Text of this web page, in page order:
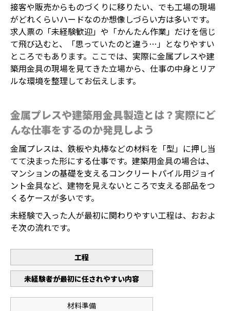
接客や販売からものづくりに移りたい、でも工場の現場
がどれくらいハードなのか想像しづらい方は多いです。
求人票の「未経験歓迎」や「かんたん作業」だけを信じ
て飛び込むと、「思っていたのと違う…」となりやすい
ところでもあります。ここでは、実際に金属プレスや建
築用金具の現場を見てきた立場から、仕事の中身とリア
ルな環境を整理してお伝えします。
金属プレスや建築用金具製造とは？実際にど
んな仕事をするのか発見しよう
金属プレスは、鉄板や丸棒などの材料を「型」に押し当
てて決まった形にする仕事です。建築用金具の場合は、
マンションの基礎を支えるコンクリートパイル用ジョイ
ント金具など、建物を見えないところで支える部品をつ
くるケースが多いです。
未経験で入った人が最初に関わりやすい工程は、おおよ
そ次の流れです。
工程
未経験者が最初に任されやすい内容
材料準備